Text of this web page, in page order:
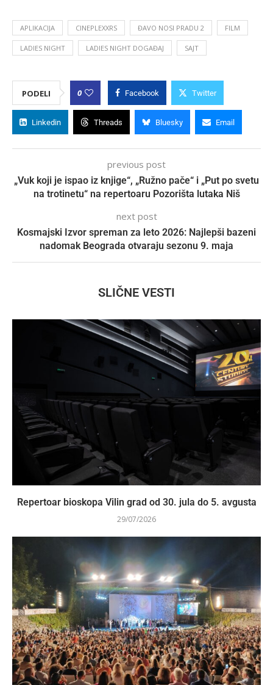
APLIKACIJA CINEPLEXXRS ĐAVO NOSI PRADU 2 FILM
LADIES NIGHT LADIES NIGHT DOGAĐAJ SAJT
PODELI 0 Facebook Twitter
Linkedin Threads Bluesky Email
previous post
„Vuk koji je ispao iz knjige“, „Ružno pače“ i „Put po svetu
na trotinetu“ na repertoaru Pozorišta lutaka Niš
next post
Kosmajski Izvor spreman za leto 2026: Najlepši bazeni
nadomak Beograda otvaraju sezonu 9. maja
SLIČNE VESTI
Repertoar bioskopa Vilin grad od 30. jula do 5. avgusta
29/07/2026